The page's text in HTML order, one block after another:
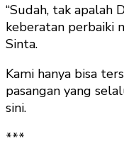
“Sudah, tak apalah
keberatan perbaiki
Sinta.
Kami hanya bisa
pasangan yang
sini.
***